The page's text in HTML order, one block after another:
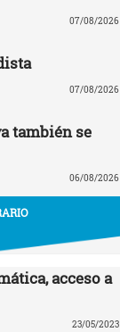
07/08/2026
07/08/2026
también se
06/08/2026
acceso a
23/05/2023